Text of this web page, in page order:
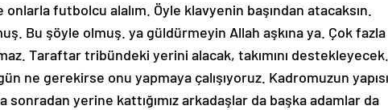
futbolcu alalım. Öyle klavyenin başından atacaksın.
Bu şöyle olmuş. ya güldürmeyin Allah aşkına ya. Çok fazla
Taraftar tribündeki yerini alacak, takımını destekleyecek.
ne gerekirse onu yapmaya çalışıyoruz. Kadromuzun yapısı
yerine kattığımız arkadaşlar da başka adamlar da